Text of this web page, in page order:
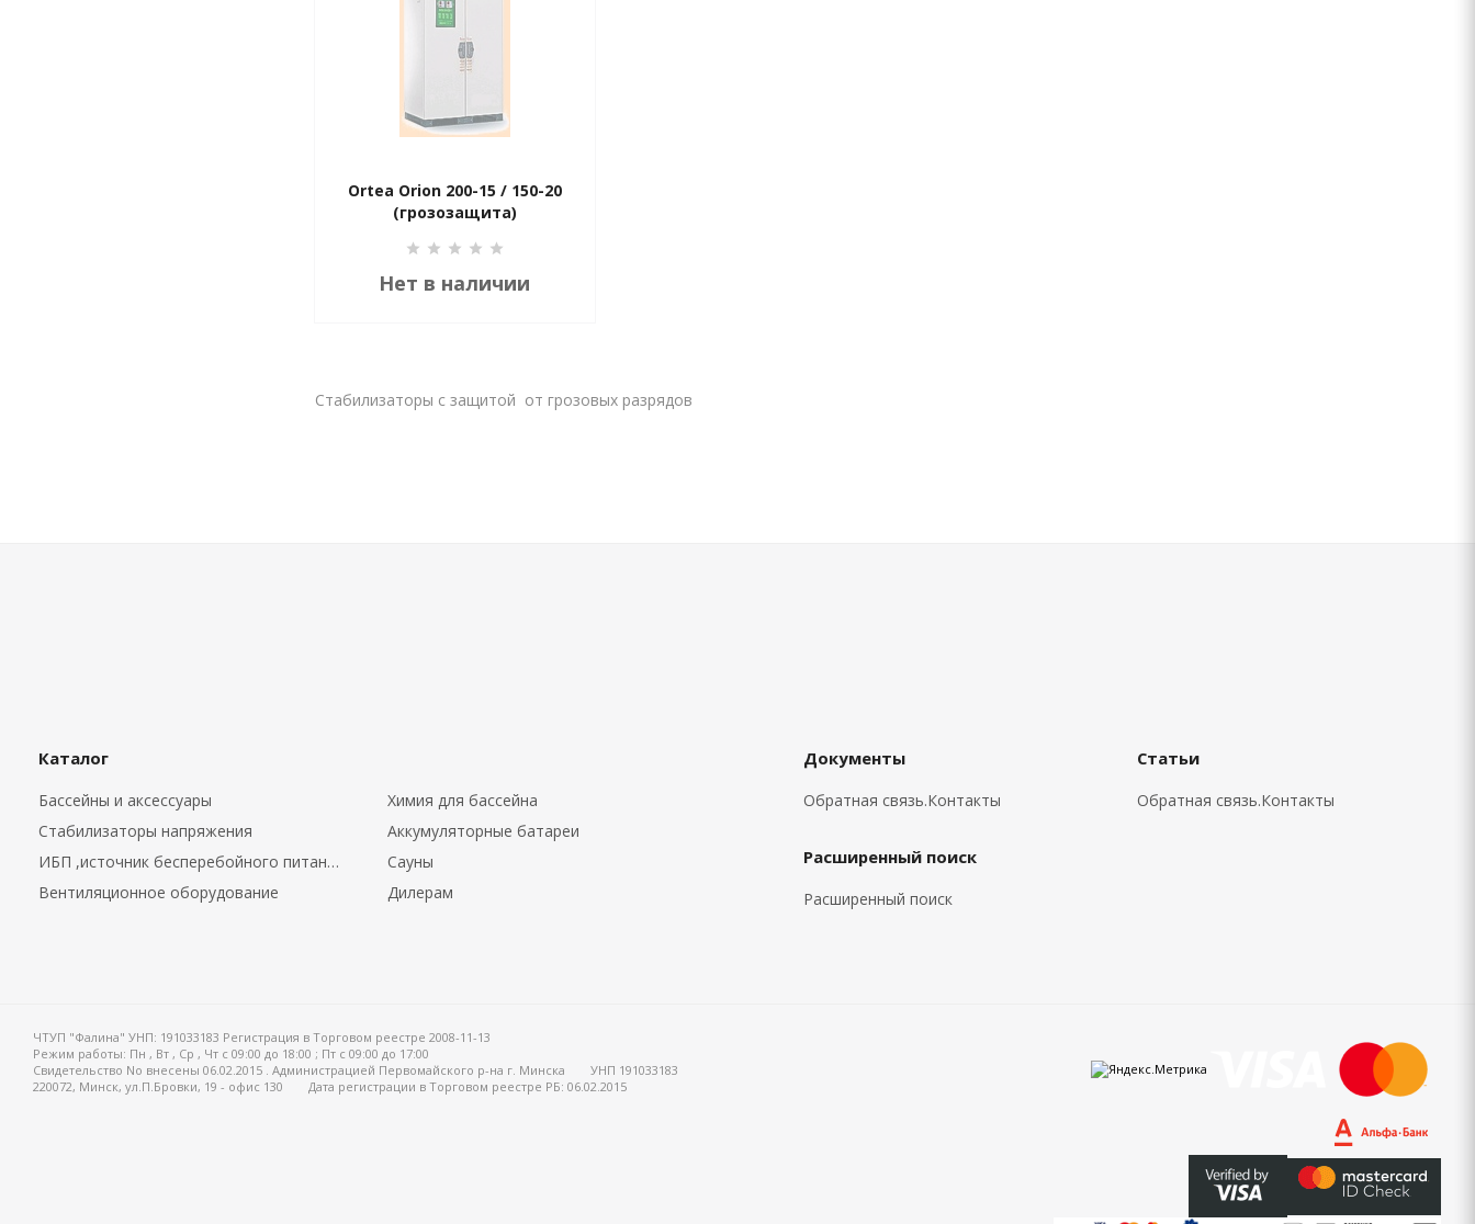
Ortea Orion 200-15 / 150-20
(грозозащита)
Нет в наличии
Стабилизаторы с защитой от грозовых разрядов
Каталог
Бассейны и аксессуары
Химия для бассейна
Стабилизаторы напряжения
Аккумуляторные батареи
ИБП ,источник бесперебойного питания.
Сауны
Вентиляционное оборудование
Дилерам
Документы
Обратная связь.Контакты
Статьи
Обратная связь.Контакты
Расширенный поиск
Расширенный поиск
ЧТУП "Фалина" УНП: 191033183 Регистрация в Торговом реестре 2008-11-13
Режим работы: Пн , Вт , Ср , Чт c 09:00 до 18:00 ; Пт c 09:00 до 17:00
Свидетельство No внесены 06.02.2015 . Администрацией Первомайского р-на г. Минска
УНП 191033183
220072, Минск, ул.П.Бровки, 19 - офис 130
Дата регистрации в Торговом реестре РБ: 06.02.2015